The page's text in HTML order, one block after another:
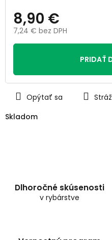
Skladom
8,90 €
7,24 € bez DPH
Jednotková
PRIDAŤ
Opýtať sa
Dlhoročné skúsenosti
v rybárstve